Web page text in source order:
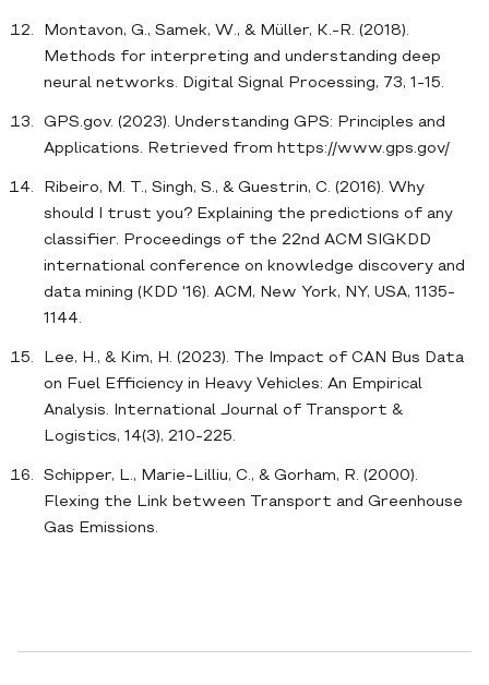
Montavon, G., Samek, W., & Müller, K.-R. (2018).
Methods for interpreting and understanding deep
neural networks. Digital Signal Processing, 73, 1-15.
GPS.gov. (2023). Understanding GPS: Principles and
Applications. Retrieved from https://www.gps.gov/
Ribeiro, M. T., Singh, S., & Guestrin, C. (2016). Why
should I trust you? Explaining the predictions of any
classifier. Proceedings of the 22nd ACM SIGKDD
international conference on knowledge discovery and
data mining (KDD '16). ACM, New York, NY, USA, 1135-
1144.
Lee, H., & Kim, H. (2023). The Impact of CAN Bus Data
on Fuel Efficiency in Heavy Vehicles: An Empirical
Analysis. International Journal of Transport &
Logistics, 14(3), 210-225.
Schipper, L., Marie-Lilliu, C., & Gorham, R. (2000).
Flexing the Link between Transport and Greenhouse
Gas Emissions.